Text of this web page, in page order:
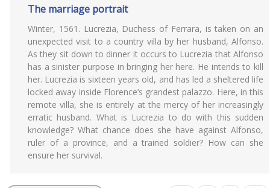
The marriage portrait
Winter, 1561. Lucrezia, Duchess of Ferrara, is taken on an
unexpected visit to a country villa by her husband, Alfonso.
As they sit down to dinner it occurs to Lucrezia that Alfonso
has a sinister purpose in bringing her here. He intends to kill
her. Lucrezia is sixteen years old, and has led a sheltered life
locked away inside Florence’s grandest palazzo. Here, in this
remote villa, she is entirely at the mercy of her increasingly
erratic husband. What is Lucrezia to do with this sudden
knowledge? What chance does she have against Alfonso,
ruler of a province, and a trained soldier? How can she
ensure her survival.